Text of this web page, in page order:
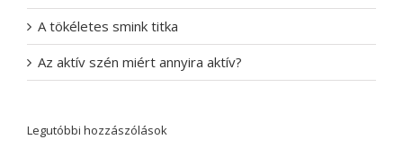
A tökéletes smink titka
Az aktív szén miért annyira aktív?
Legutóbbi hozzászólások